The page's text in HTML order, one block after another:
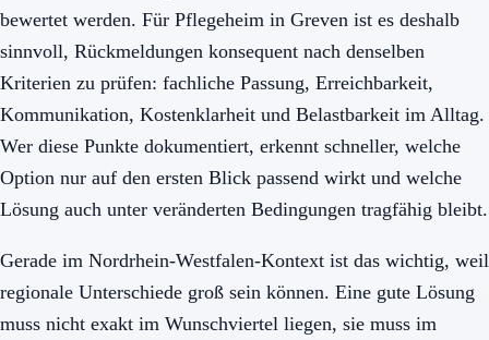
bewertet werden. Für Pflegeheim in Greven ist es deshalb
sinnvoll, Rückmeldungen konsequent nach denselben
Kriterien zu prüfen: fachliche Passung, Erreichbarkeit,
Kommunikation, Kostenklarheit und Belastbarkeit im Alltag.
Wer diese Punkte dokumentiert, erkennt schneller, welche
Option nur auf den ersten Blick passend wirkt und welche
Lösung auch unter veränderten Bedingungen tragfähig bleibt.
Gerade im Nordrhein-Westfalen-Kontext ist das wichtig, weil
regionale Unterschiede groß sein können. Eine gute Lösung
muss nicht exakt im Wunschviertel liegen, sie muss im